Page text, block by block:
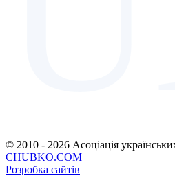
© 2010 - 2026 Асоціація
CHUBKO.COM
Розробка сайтів